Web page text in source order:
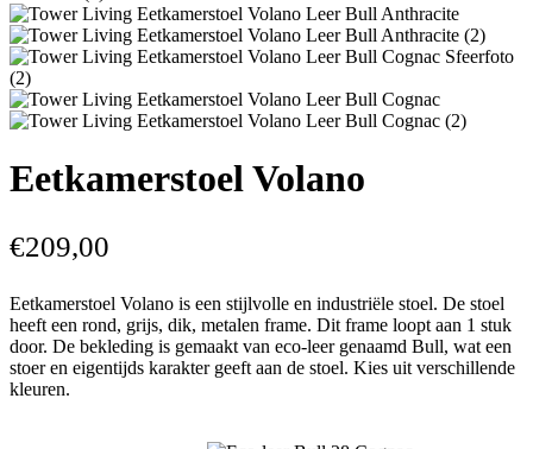
Eetkamerstoel Volano
€209,00
Eetkamerstoel Volano is een stijlvolle en industriële stoel. De stoel
heeft een rond, grijs, dik, metalen frame. Dit frame loopt aan 1 stuk
door. De bekleding is gemaakt van eco-leer genaamd Bull, wat een
stoer en eigentijds karakter geeft aan de stoel. Kies uit verschillende
kleuren.